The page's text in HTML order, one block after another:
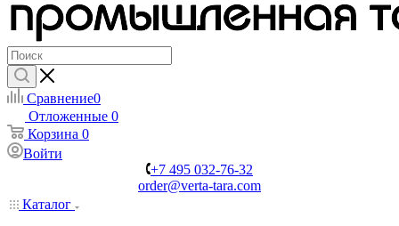
Сравнение0
Отложенные 0
Корзина 0
Войти
+7 495 032-76-32
order@verta-tara.com
Каталог